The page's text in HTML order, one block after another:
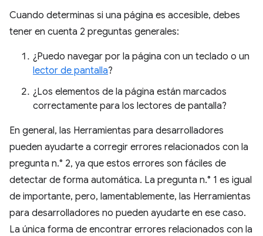
Cuando determinas si una página es accesible, debes
tener en cuenta 2 preguntas generales:
¿Puedo navegar por la página con un teclado o un
lector de pantalla?
¿Los elementos de la página están marcados
correctamente para los lectores de pantalla?
En general, las Herramientas para desarrolladores
pueden ayudarte a corregir errores relacionados con la
pregunta n.° 2, ya que estos errores son fáciles de
detectar de forma automática. La pregunta n.° 1 es igual
de importante, pero, lamentablemente, las Herramientas
para desarrolladores no pueden ayudarte en ese caso.
La única forma de encontrar errores relacionados con la